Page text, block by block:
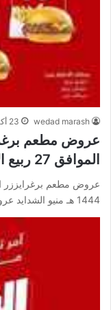
wedad marash 23 أكتوبر,2022
الموافق 27 ربيع الأول 1444 هـ منيو الشدايد
1444 هـ منيو الشدايد عروض مطعم برغرايززر اليوم…